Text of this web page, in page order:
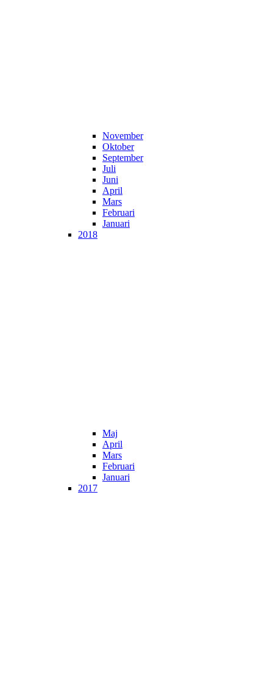
November
Oktober
September
Juli
Juni
April
Mars
Februari
Januari
2018
Maj
April
Mars
Februari
Januari
2017